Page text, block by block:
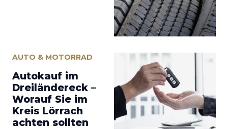
AUTO & MOTORRAD
Autokauf im
Dreiländereck –
Worauf Sie im
Kreis Lörrach
achten sollten